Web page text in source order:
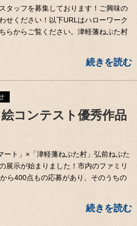
タッフを募集しております！ご興味の
せください！以下URLはハローワーク
らからご覧ください。津軽藩ねぷた村
続きを読む
コンテスト優秀作品
ート」×「津軽藩ねぷた村」弘前ねぷた
展示が始まりました！市内のファミリ
ら400点もの応募があり、そのうちの
続きを読む